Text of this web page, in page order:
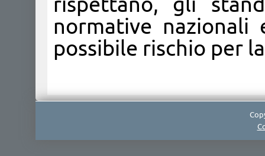
normative nazionali
possibile rischio per